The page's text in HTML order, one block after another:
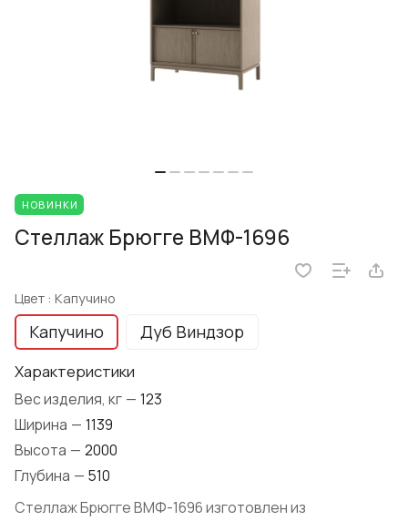
НОВИНКИ
Стеллаж Брюгге ВМФ-1696
Цвет : Капучино
Капучино Дуб Виндзор
Характеристики
Вес изделия, кг — 123
Ширина — 1139
Высота — 2000
Глубина — 510
Стеллаж Брюгге ВМФ-1696 изготовлен из